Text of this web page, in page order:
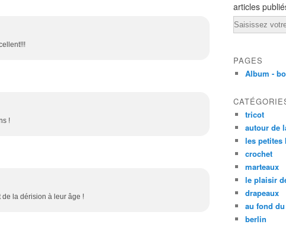
!
de la dérision à leur âge !
articles
Email
PAGES
Album -
tricot
autour de
les petites
crochet
marteaux
le plaisir
drapeaux
au fond
berlin